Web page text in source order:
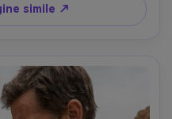
simile ↗